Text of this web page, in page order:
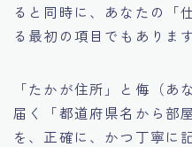
ると同時に、あなたの「
る最初の項目でもあります
「たかが住所」と侮（あ
届く「都道府県名から部
を、正確に、かつ丁寧に